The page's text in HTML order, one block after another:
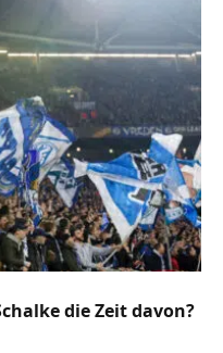
die Zeit davon?